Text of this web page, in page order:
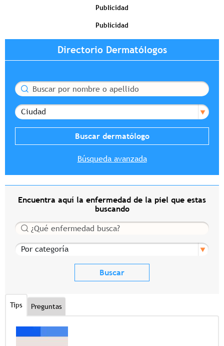
Publicidad
Publicidad
Directorio Dermatólogos
Buscar
Ciudad
Búsqueda avanzada
Encuentra aquí la enfermedad de la piel que estas
buscando
Buscar
Por categoría
Tips Preguntas